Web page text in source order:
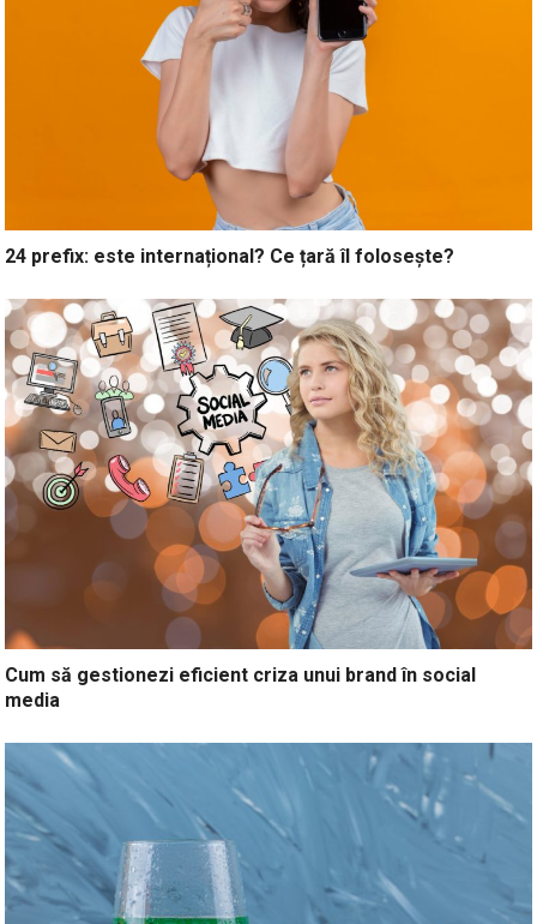
24 prefix: este internațional? Ce țară îl folosește?
Cum să gestionezi eficient criza unui brand în social
media